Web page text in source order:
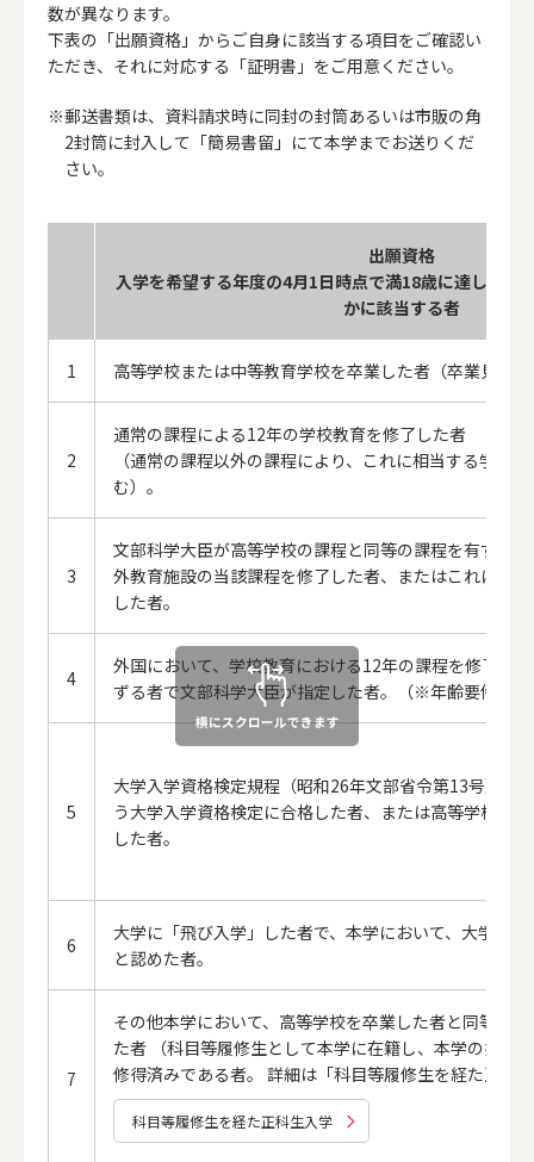
数が異なります。
下表の「出願資格」からご自身に該当する項目をご確認い
ただき、それに対応する「証明書」をご用意ください。
郵送書類は、資料請求時に同封の封筒あるいは市販の角
2封筒に封入して「簡易書留」にて本学までお送りくだ
さい。
出願資格
入学を希望する年度の4月1日時点で満18歳に達してお
かに該当する者
1 高等学校または中等教育学校を卒業した者（卒業見込
2
通常の課程による12年の学校教育を修了した者
（通常の課程以外の課程により、これに相当する学校
む）。
3
文部科学大臣が高等学校の課程と同等の課程を有する
外教育施設の当該課程を修了した者、またはこれに準
した者。
4
外国において、学校教育における12年の課程を修了し
ずる者で文部科学大臣が指定した者。（※年齢要件な
5
大学入学資格検定規程（昭和26年文部省令第13号）に
う大学入学資格検定に合格した者、または高等学校卒
した者。
6
大学に「飛び入学」した者で、本学において、大学教
と認めた者。
7
その他本学において、高等学校を卒業した者と同等以
た者 （科目等履修生として本学に在籍し、本学の指定
修得済みである者。 詳細は「科目等履修生を経た正科
科目等履修生を経た正科生入学